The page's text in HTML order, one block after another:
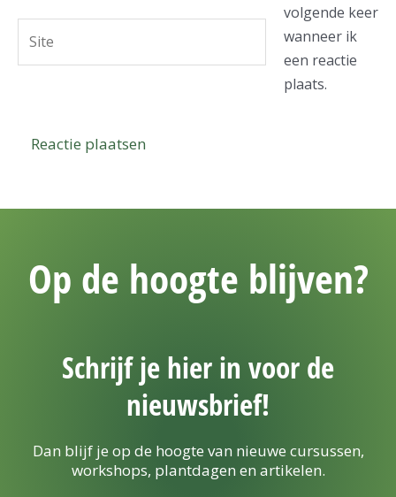
volgende keer
wanneer ik
een reactie
plaats.
Op de hoogte blijven?
Schrijf je hier in voor de
nieuwsbrief!
Dan blijf je op de hoogte van nieuwe cursussen,
workshops, plantdagen en artikelen.